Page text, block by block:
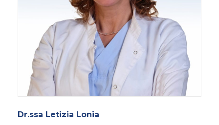
Dr.ssa Letizia Lonia